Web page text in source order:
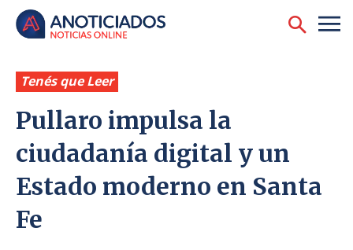
Tenés que Leer
Pullaro impulsa la
ciudadanía digital y un
Estado moderno en Santa
Fe